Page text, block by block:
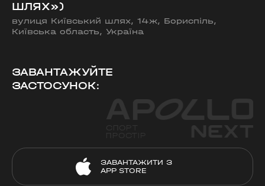
ШЛЯХ»)
вулиця Київський шлях, 14ж, Бориспіль,
Київська область, Україна
ЗАВАНТАЖУЙТЕ
ЗАСТОСУНОК:
ЗАВАНТАЖИТИ З
APP STORE